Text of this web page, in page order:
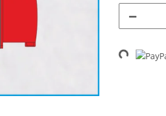
Loading...